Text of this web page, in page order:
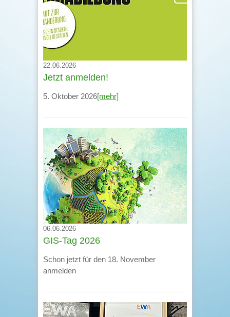
22.06.2026
Jetzt anmelden!
5. Oktober 2026[mehr]
06.06.2026
GIS-Tag 2026
Schon jetzt für den 18. November
anmelden